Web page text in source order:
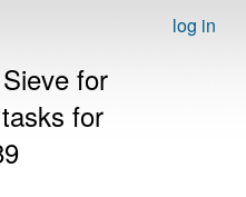
log in
for
for